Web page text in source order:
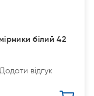
білий 42
Додати відгук